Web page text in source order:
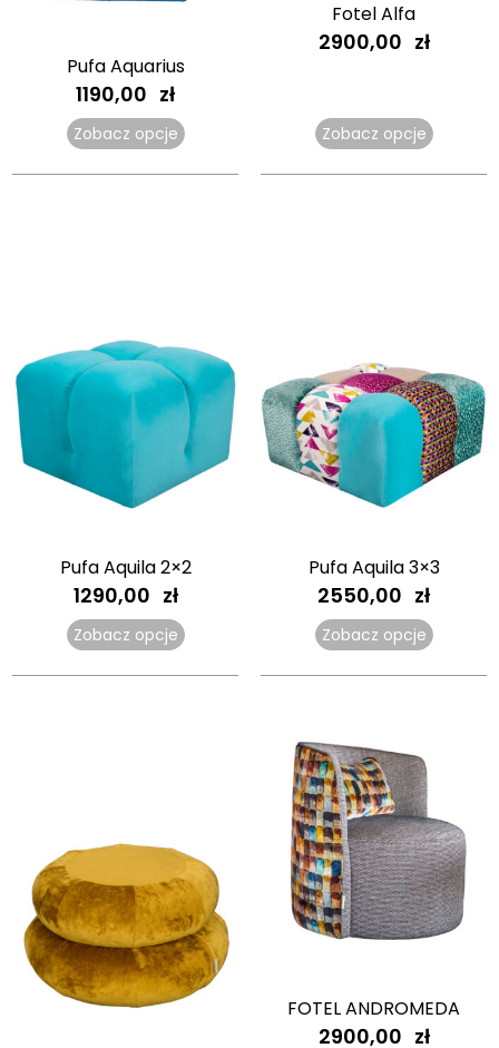
Pufa Aquarius
1190,00 zł
Zobacz opcje
Fotel Alfa
2900,00 zł
Zobacz opcje
Pufa Aquila 2×2
1290,00 zł
Zobacz opcje
Pufa Aquila 3×3
2550,00 zł
Zobacz opcje
FOTEL ANDROMEDA
2900,00 zł